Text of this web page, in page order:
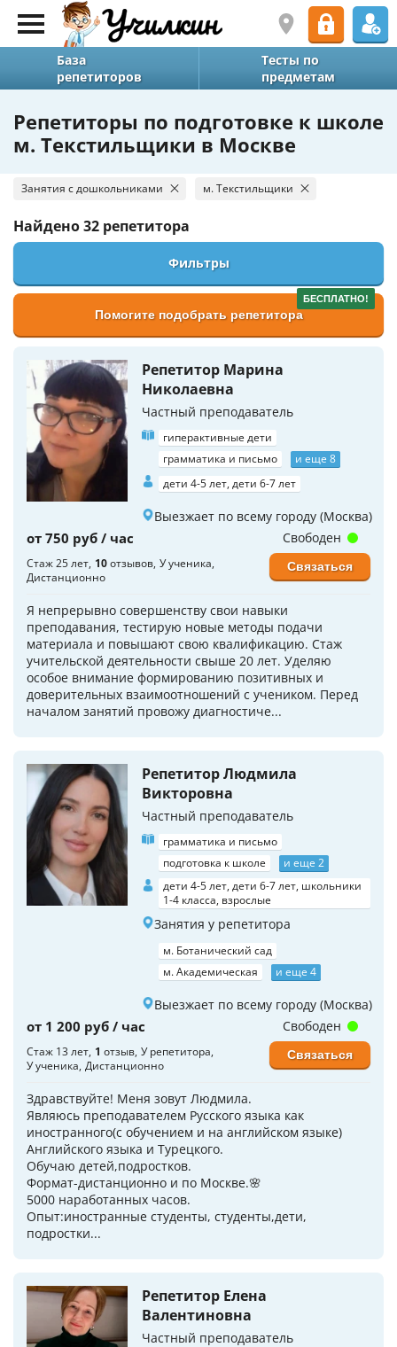
База
репетиторов
Тесты по
предметам
Репетиторы по подготовке к школе
м. Текстильщики в Москве
Занятия с дошкольниками м. Текстильщики
Найдено32 репетитора
Фильтры
БЕСПЛАТНО!
Помогите подобрать репетитора
Репетитор Марина
Николаевна
Частный преподаватель
гиперактивные дети
грамматика и письмо
и еще 8
дети 4-5 лет, дети 6-7 лет
Выезжает по всему городу (Москва)
от 750 руб / час
Стаж 25 лет 10отзывов У ученика
Дистанционно
Я непрерывно совершенству свои навыки
преподавания, тестирую новые методы подачи
материала и повышают свою квалификацию. Стаж
учительской деятельности свыше 20 лет. Уделяю
особое внимание формированию позитивных и
доверительных взаимоотношений с учеником. Перед
началом занятий провожу диагностиче...
Свободен
Связаться
Репетитор Людмила
Викторовна
Частный преподаватель
грамматика и письмо
подготовка к школе
и еще 2
дети 4-5 лет, дети 6-7 лет, школьники
1-4 класса, взрослые
Занятия у репетитора
м. Ботанический сад
м. Академическая
и еще 4
Выезжает по всему городу (Москва)
от 1 200 руб / час
Стаж 13 лет 1 отзыв У репетитора
У ученика Дистанционно
Здравствуйте! Меня зовут Людмила.
Являюсь преподавателем Русского языка как
иностранного(с обучением и на английском языке)
Английского языка и Турецкого.
Обучаю детей,подростков.
Формат-дистанционно и по Москве.🌸
5000 наработанных часов.
Опыт:иностранные студенты, студенты,дети,
подростки...
Свободен
Связаться
Репетитор Елена
Валентиновна
Частный преподаватель